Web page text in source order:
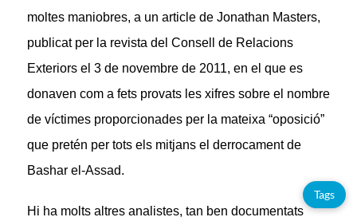
moltes maniobres, a un article de Jonathan Masters,
publicat per la revista del Consell de Relacions
Exteriors el 3 de novembre de 2011, en el que es
donaven com a fets provats les xifres sobre el nombre
de víctimes proporcionades per la mateixa “oposició”
que pretén per tots els mitjans el derrocament de
Bashar el-Assad.
Hi ha molts altres analistes, tan ben documentats
Tags